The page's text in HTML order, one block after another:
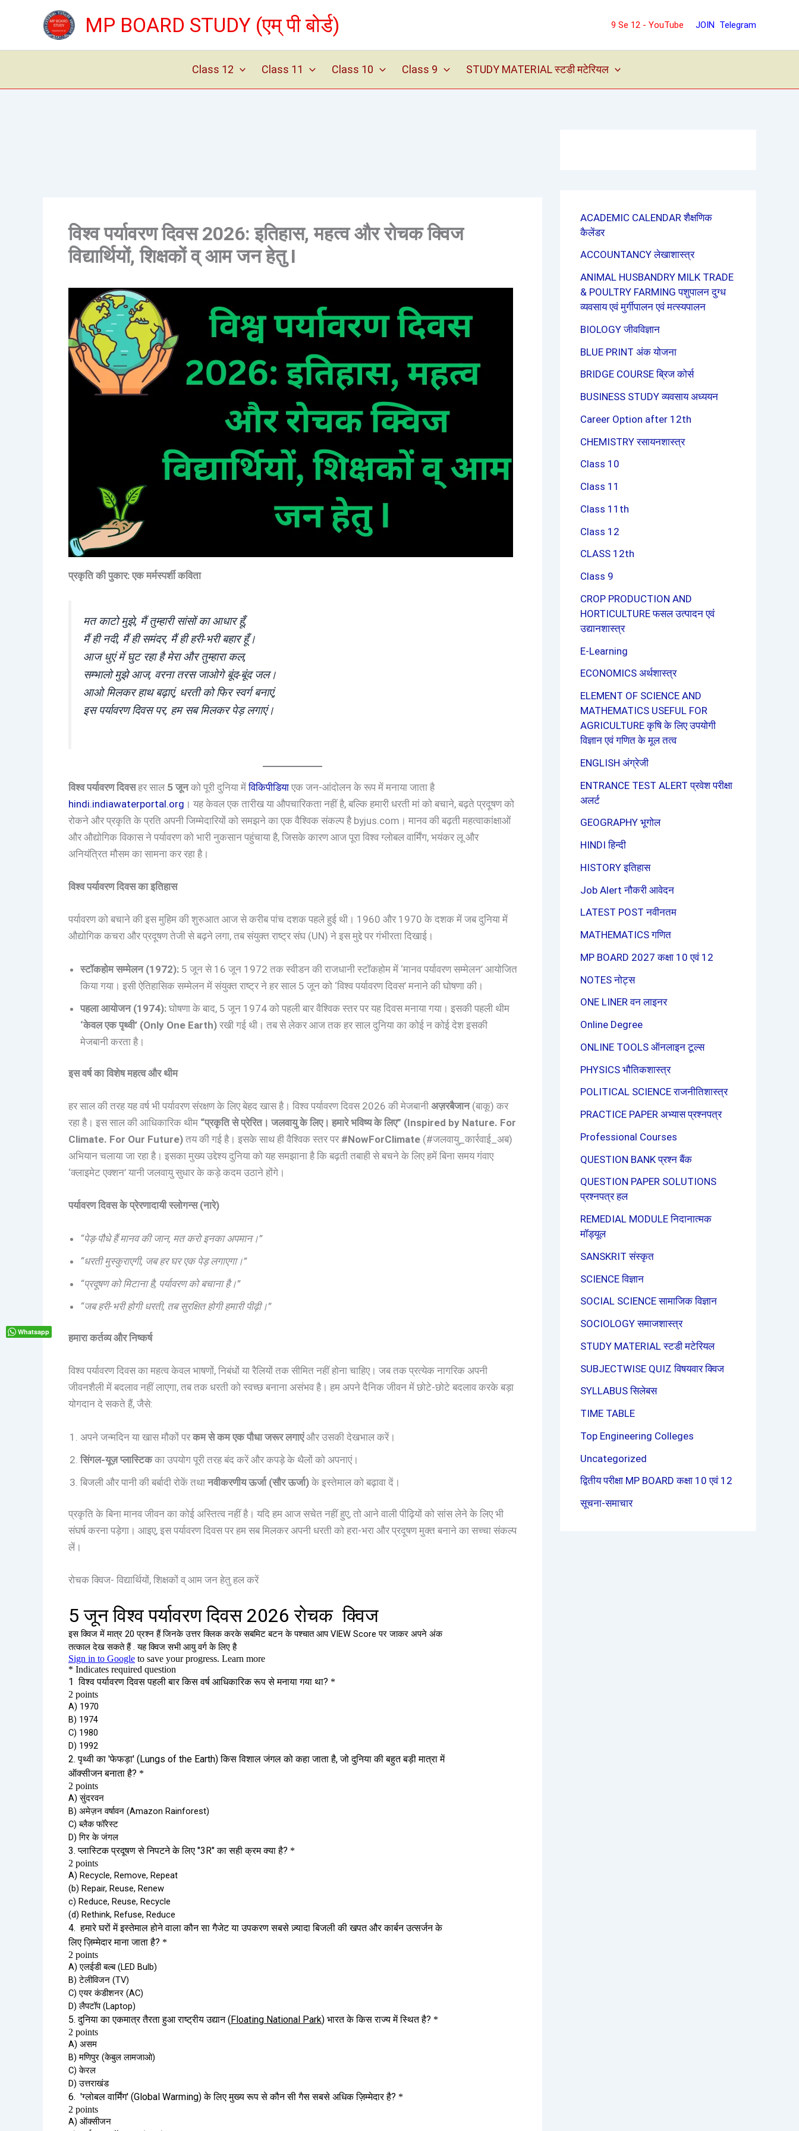
MP BOARD STUDY (एम् पी बोर्ड) 9 Se 12 - YouTube JOIN Telegram
Class 12 Class 11 Class 10 Class 9 STUDY MATERIAL स्टडी मटेरियल
विश्व पर्यावरण दिवस 2026: इतिहास, महत्व और रोचक क्विज
विद्यार्थियों, शिक्षकों व् आम जन हेतु I
प्रकृति की पुकार: एक मर्मस्पर्शी कविता
मत काटो मुझे, मैं तुम्हारी सांसों का आधार हूँ,
मैं ही नदी, मैं ही समंदर, मैं ही हरी-भरी बहार हूँ।
आज धुएं में घुट रहा है मेरा और तुम्हारा कल,
सम्भालो मुझे आज, वरना तरस जाओगे बूंद-बूंद जल।
आओ मिलकर हाथ बढ़ाएं, धरती को फिर स्वर्ग बनाएं,
इस पर्यावरण दिवस पर, हम सब मिलकर पेड़ लगाएं।
विश्व पर्यावरण दिवसहर साल 5 जूनको पूरी दुनिया मेंविकिपीडियाएक जन-आंदोलन के रूप में मनाया जाता है
hindi.indiawaterportal.org । यह केवल एक तारीख या औपचारिकता नहीं है, बल्कि हमारी धरती मां को बचाने, बढ़ते प्रदूषण को
रोकने और प्रकृति के प्रति अपनी जिम्मेदारियों को समझने का एक वैश्विक संकल्प है byjus.com। मानव की बढ़ती महत्वाकांक्षाओं
और औद्योगिक विकास ने पर्यावरण को भारी नुकसान पहुंचाया है, जिसके कारण आज पूरा विश्व ग्लोबल वार्मिंग, भयंकर लू और
अनियंत्रित मौसम का सामना कर रहा है।
विश्व पर्यावरण दिवस का इतिहास
पर्यावरण को बचाने की इस मुहिम की शुरुआत आज से करीब पांच दशक पहले हुई थी। 1960 और 1970 के दशक में जब दुनिया में
औद्योगिक कचरा और प्रदूषण तेजी से बढ़ने लगा, तब संयुक्त राष्ट्र संघ (UN) ने इस मुद्दे पर गंभीरता दिखाई।
स्टॉकहोम सम्मेलन (1972):5 जून से 16 जून 1972 तक स्वीडन की राजधानी स्टॉकहोम में ‘मानव पर्यावरण सम्मेलन’ आयोजित
किया गया। इसी ऐतिहासिक सम्मेलन में संयुक्त राष्ट्र ने हर साल 5 जून को ‘विश्व पर्यावरण दिवस’ मनाने की घोषणा की।
पहला आयोजन (1974):घोषणा के बाद, 5 जून 1974 को पहली बार वैश्विक स्तर पर यह दिवस मनाया गया। इसकी पहली थीम
‘केवल एक पृथ्वी’ (Only One Earth)रखी गई थी। तब से लेकर आज तक हर साल दुनिया का कोई न कोई देश इसकी
मेजबानी करता है।
इस वर्ष का विशेष महत्व और थीम
हर साल की तरह यह वर्ष भी पर्यावरण संरक्षण के लिए बेहद खास है। विश्व पर्यावरण दिवस 2026 की मेजबानी अज़रबैजान(बाकू) कर
रहा है। इस साल की आधिकारिक थीम “प्रकृति से प्रेरित। जलवायु के लिए। हमारे भविष्य के लिए” (Inspired by Nature. For
Climate. For Our Future)तय की गई है। इसके साथ ही वैश्विक स्तर पर #NowForClimate(#जलवायु_कार्रवाई_अब)
अभियान चलाया जा रहा है। इसका मुख्य उद्देश्य दुनिया को यह समझाना है कि बढ़ती तबाही से बचने के लिए हमें बिना समय गंवाए
‘क्लाइमेट एक्शन’ यानी जलवायु सुधार के कड़े कदम उठाने होंगे।
पर्यावरण दिवस के प्रेरणादायी स्लोगन्स (नारे)
“पेड़-पौधे हैं मानव की जान, मत करो इनका अपमान।”
“धरती मुस्कुराएगी, जब हर घर एक पेड़ लगाएगा।”
“प्रदूषण को मिटाना है, पर्यावरण को बचाना है।”
“जब हरी-भरी होगी धरती, तब सुरक्षित होगी हमारी पीढ़ी।”
हमारा कर्तव्य और निष्कर्ष
विश्व पर्यावरण दिवस का महत्व केवल भाषणों, निबंधों या रैलियों तक सीमित नहीं होना चाहिए। जब तक प्रत्येक नागरिक अपनी
जीवनशैली में बदलाव नहीं लाएगा, तब तक धरती को स्वच्छ बनाना असंभव है। हम अपने दैनिक जीवन में छोटे-छोटे बदलाव करके बड़ा
योगदान दे सकते हैं, जैसे:
अपने जन्मदिन या खास मौकों परकम से कम एक पौधा जरूर लगाएंऔर उसकी देखभाल करें।
सिंगल-यूज़ प्लास्टिकका उपयोग पूरी तरह बंद करें और कपड़े के थैलों को अपनाएं।
बिजली और पानी की बर्बादी रोकें तथा नवीकरणीय ऊर्जा (सौर ऊर्जा)के इस्तेमाल को बढ़ावा दें।
प्रकृति के बिना मानव जीवन का कोई अस्तित्व नहीं है। यदि हम आज सचेत नहीं हुए, तो आने वाली पीढ़ियों को सांस लेने के लिए भी
संघर्ष करना पड़ेगा। आइए, इस पर्यावरण दिवस पर हम सब मिलकर अपनी धरती को हरा-भरा और प्रदूषण मुक्त बनाने का सच्चा संकल्प
लें।
रोचक क्विज- विद्यार्थियों, शिक्षकों व् आम जन हेतु हल करें
ACADEMIC CALENDAR शैक्षणिक
कैलेंडर
ACCOUNTANCY लेखाशास्त्र
ANIMAL HUSBANDRY MILK TRADE
& POULTRY FARMING पशुपालन दुग्ध
व्यवसाय एवं मुर्गीपालन एवं मत्स्यपालन
BIOLOGY जीवविज्ञान
BLUE PRINT अंक योजना
BRIDGE COURSE ब्रिज कोर्स
BUSINESS STUDY व्यवसाय अध्ययन
Career Option after 12th
CHEMISTRY रसायनशास्त्र
Class 10
Class 11
Class 11th
Class 12
CLASS 12th
Class 9
CROP PRODUCTION AND
HORTICULTURE फसल उत्पादन एवं
उद्यानशास्त्र
E-Learning
ECONOMICS अर्थशास्त्र
ELEMENT OF SCIENCE AND
MATHEMATICS USEFUL FOR
AGRICULTURE कृषि के लिए उपयोगी
विज्ञान एवं गणित के मूल तत्व
ENGLISH अंग्रेजी
ENTRANCE TEST ALERT प्रवेश परीक्षा
अलर्ट
GEOGRAPHY भूगोल
HINDI हिन्दी
HISTORY इतिहास
Job Alert नौकरी आवेदन
LATEST POST नवीनतम
MATHEMATICS गणित
MP BOARD 2027 कक्षा 10 एवं 12
NOTES नोट्स
ONE LINER वन लाइनर
Online Degree
ONLINE TOOLS ऑनलाइन टूल्स
PHYSICS भौतिकशास्त्र
POLITICAL SCIENCE राजनीतिशास्त्र
PRACTICE PAPER अभ्यास प्रश्नपत्र
Professional Courses
QUESTION BANK प्रश्न बैंक
QUESTION PAPER SOLUTIONS
प्रश्नपत्र हल
REMEDIAL MODULE निदानात्मक
मॉड्यूल
SANSKRIT संस्कृत
SCIENCE विज्ञान
SOCIAL SCIENCE सामाजिक विज्ञान
SOCIOLOGY समाजशास्त्र
STUDY MATERIAL स्टडी मटेरियल
SUBJECTWISE QUIZ विषयवार क्विज
SYLLABUS सिलेबस
TIME TABLE
Top Engineering Colleges
Uncategorized
द्वितीय परीक्षा MP BOARD कक्षा 10 एवं 12
सूचना-समाचार
Whatsapp